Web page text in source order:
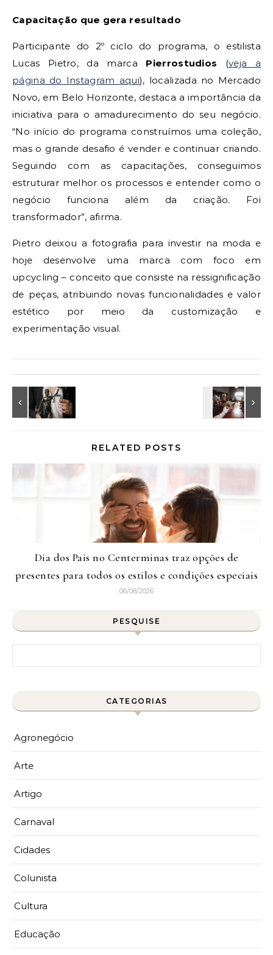
Capacitação que gera resultado
Participante do 2º ciclo do programa, o estilista
Lucas Pietro, da marca Pierrostudios (veja a
página do Instagram aqui), localizada no Mercado
Novo, em Belo Horizonte, destaca a importância da
iniciativa para o amadurecimento do seu negócio.
“No início do programa construímos uma coleção,
mas o grande desafio é vender e continuar criando.
Seguindo com as capacitações, conseguimos
estruturar melhor os processos e entender como o
negócio funciona além da criação. Foi
transformador”, afirma.
Pietro deixou a fotografia para investir na moda e
hoje desenvolve uma marca com foco em
upcycling – conceito que consiste na ressignificação
de peças, atribuindo novas funcionalidades e valor
estético por meio da customização e
experimentação visual.
RELATED POSTS
Dia dos Pais no Centerminas traz opções de
presentes para todos os estilos e condições especiais
06/08/2026
PESQUISE
CATEGORIAS
Agronegócio
Arte
Artigo
Carnaval
Cidades
Colunista
Cultura
Educação